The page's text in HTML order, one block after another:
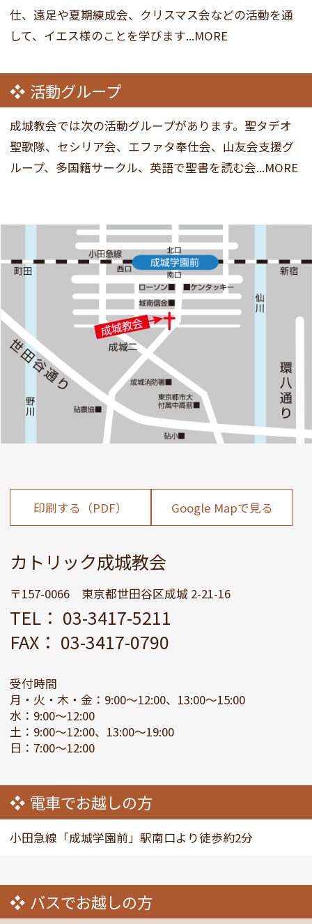
仕、遠足や夏期練成会、クリスマス会などの活動を通
して、イエス様のことを学びます...MORE
活動グループ
成城教会では次の活動グループがあります。聖タデオ
聖歌隊、セシリア会、エファタ奉仕会、山友会支援グ
ループ、多国籍サークル、英語で聖書を読む会...MORE
カトリック成城教会
〒157-0066 東京都世田谷区成城 2-21-16
TEL： 03-3417-5211
FAX： 03-3417-0790
受付時間
月・火・木・金：9:00～12:00、13:00～15:00
水：9:00～12:00
土：9:00～12:00、13:00～19:00
日：7:00～12:00
印刷する（PDF） Google Mapで見る
電車でお越しの方
小田急線「成城学園前」駅南口より徒歩約2分
バスでお越しの方